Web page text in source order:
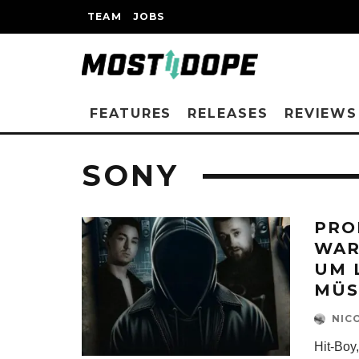
TEAM JOBS
FEATURES RELEASES REVIEWS
SONY
UM
Hit-